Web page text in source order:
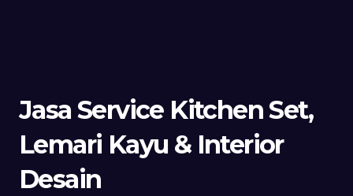
Jasa Service Kitchen Set,
Lemari Kayu & Interior
Desain